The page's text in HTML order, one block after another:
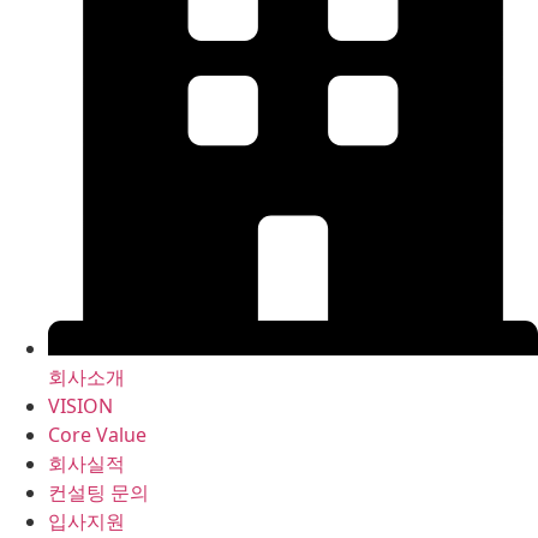
회사소개
VISION
Core Value
회사실적
컨설팅 문의
입사지원